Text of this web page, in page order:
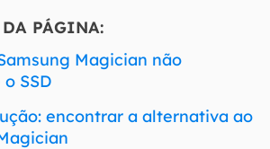
DA PÁGINA:
Magician não
SSD
encontrar a alternativa ao